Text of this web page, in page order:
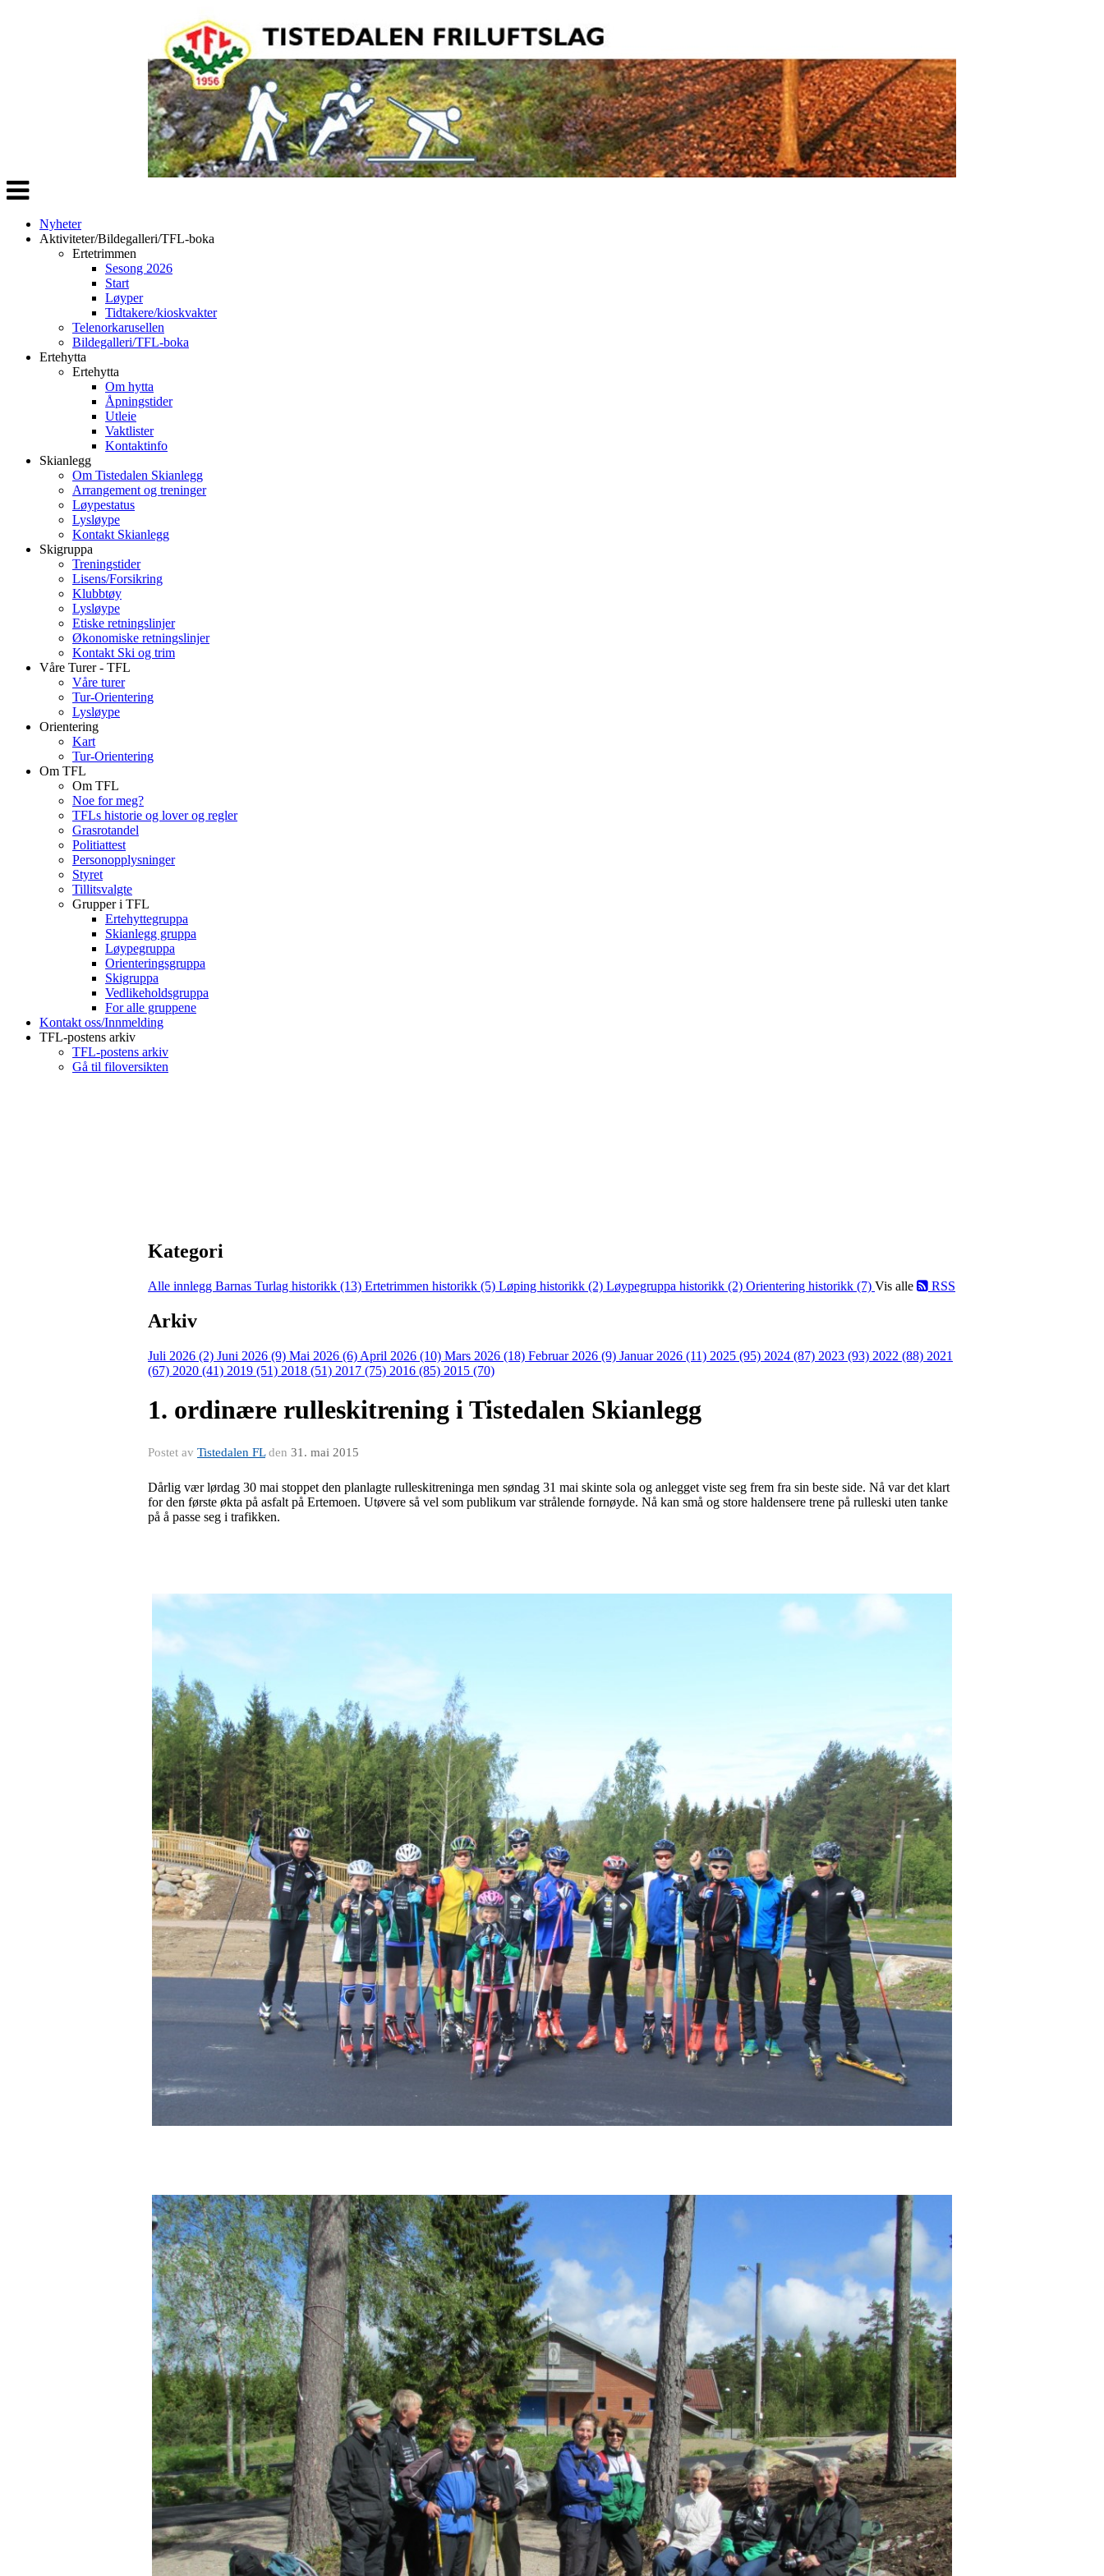
Veksle
navigasjon
Nyheter
Aktiviteter/Bildegalleri/TFL-boka
Ertetrimmen
Sesong 2026
Start
Løyper
Tidtakere/kioskvakter
Telenorkarusellen
Bildegalleri/TFL-boka
Ertehytta
Ertehytta
Om hytta
Åpningstider
Utleie
Vaktlister
Kontaktinfo
Skianlegg
Om Tistedalen Skianlegg
Arrangement og treninger
Løypestatus
Lysløype
Kontakt Skianlegg
Skigruppa
Treningstider
Lisens/Forsikring
Klubbtøy
Lysløype
Etiske retningslinjer
Økonomiske retningslinjer
Kontakt Ski og trim
Våre Turer - TFL
Våre turer
Tur-Orientering
Lysløype
Orientering
Kart
Tur-Orientering
Om TFL
Om TFL
Noe for meg?
TFLs historie og lover og regler
Grasrotandel
Politiattest
Personopplysninger
Styret
Tillitsvalgte
Grupper i TFL
Ertehyttegruppa
Skianlegg gruppa
Løypegruppa
Orienteringsgruppa
Skigruppa
Vedlikeholdsgruppa
For alle gruppene
Kontakt oss/Innmelding
TFL-postens arkiv
TFL-postens arkiv
Gå til filoversikten
Kategori
Alle innlegg Barnas Turlag historikk (13) Ertetrimmen historikk (5) Løping historikk (2) Løypegruppa historikk (2) Orientering historikk (7) Vis alle RSS
Arkiv
Juli 2026 (2) Juni 2026 (9) Mai 2026 (6) April 2026 (10) Mars 2026 (18) Februar 2026 (9) Januar 2026 (11) 2025 (95) 2024 (87) 2023 (93) 2022 (88) 2021
(67) 2020 (41) 2019 (51) 2018 (51) 2017 (75) 2016 (85) 2015 (70)
1. ordinære rulleskitrening i Tistedalen Skianlegg
Postet av Tistedalen FLden 31. mai 2015
Dårlig vær lørdag 30 mai stoppet den planlagte rulleskitreninga men søndag 31 mai skinte sola og anlegget viste seg frem fra sin beste side. Nå var det klart
for den første økta på asfalt på Ertemoen. Utøvere så vel som publikum var strålende fornøyde. Nå kan små og store haldensere trene på rulleski uten tanke
på å passe seg i trafikken.